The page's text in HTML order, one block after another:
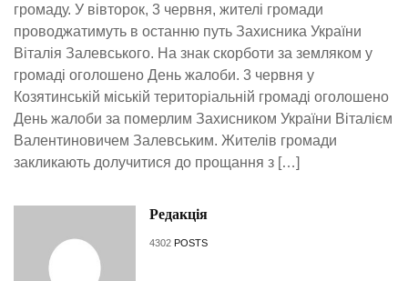
громаду. У вівторок, 3 червня, жителі громади
проводжатимуть в останню путь Захисника України
Віталія Залевського. На знак скорботи за земляком у
громаді оголошено День жалоби. 3 червня у
Козятинській міській територіальній громаді оголошено
День жалоби за померлим Захисником України Віталієм
Валентиновичем Залевським. Жителів громади
закликають долучитися до прощання з […]
Редакція
4302 POSTS